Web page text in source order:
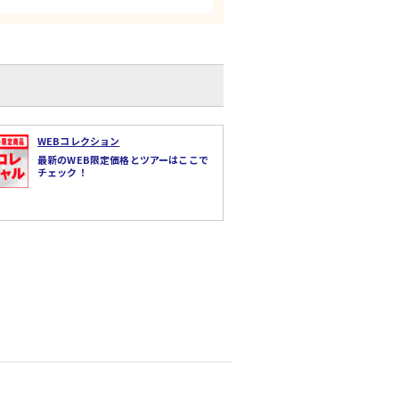
WEBコレクション
最新のWEB限定価格とツアーはここで
チェック！